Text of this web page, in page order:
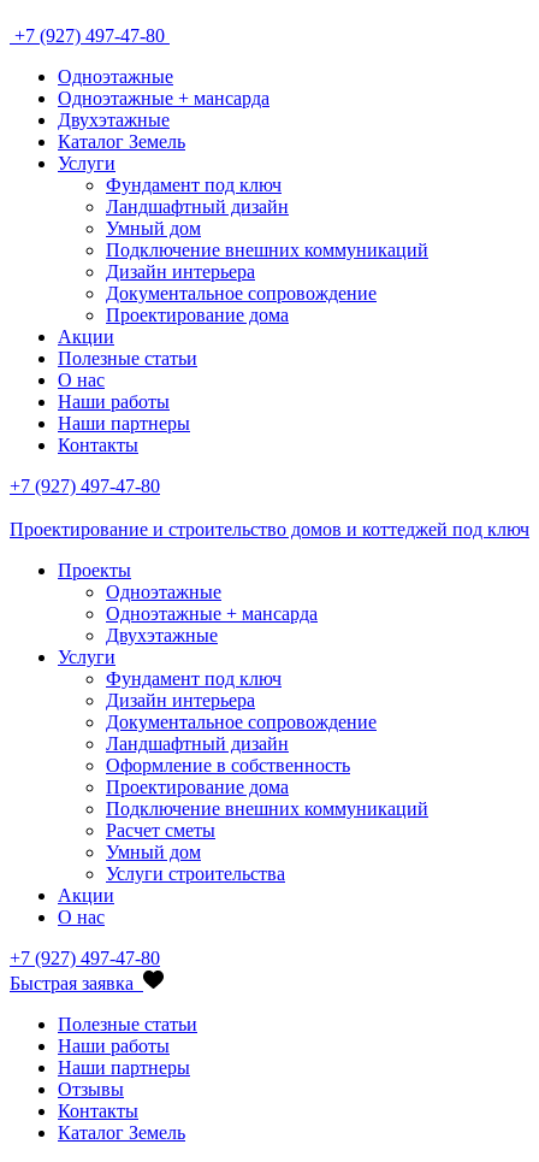
+7 (927) 497-47-80
Одноэтажные
Одноэтажные + мансарда
Двухэтажные
Каталог Земель
Услуги
Фундамент под ключ
Ландшафтный дизайн
Умный дом
Подключение внешних коммуникаций
Дизайн интерьера
Документальное сопровождение
Проектирование дома
Акции
Полезные статьи
О нас
Наши работы
Наши партнеры
Контакты
+7 (927) 497-47-80
Проектирование и строительство домов и коттеджей под ключ
Проекты
Одноэтажные
Одноэтажные + мансарда
Двухэтажные
Услуги
Фундамент под ключ
Дизайн интерьера
Документальное сопровождение
Ландшафтный дизайн
Оформление в собственность
Проектирование дома
Подключение внешних коммуникаций
Расчет сметы
Умный дом
Услуги строительства
Акции
О нас
+7 (927) 497-47-80
Быстрая заявка
Полезные статьи
Наши работы
Наши партнеры
Отзывы
Контакты
Каталог Земель